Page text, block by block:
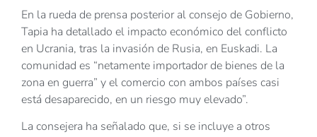
En la rueda de prensa posterior al consejo de Gobierno,
Tapia ha detallado el impacto económico del conflicto
en Ucrania, tras la invasión de Rusia, en Euskadi. La
comunidad es “netamente importador de bienes de la
zona en guerra” y el comercio con ambos países casi
está desaparecido, en un riesgo muy elevado”.
La consejera ha señalado que, si se incluye a otros